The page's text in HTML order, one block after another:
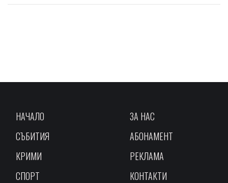
НАЧАЛО
СЪБИТИЯ
КРИМИ
СПОРТ
ЗА НАС
АБОНАМЕНТ
РЕКЛАМА
КОНТАКТИ